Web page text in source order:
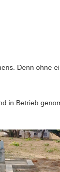
Denn ohne
in Betrieb